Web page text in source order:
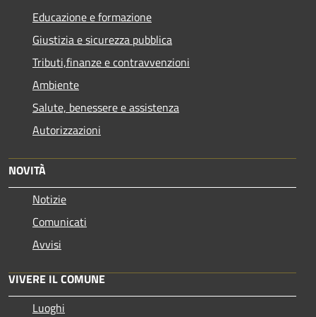
Educazione e formazione
Giustizia e sicurezza pubblica
Tributi,finanze e contravvenzioni
Ambiente
Salute, benessere e assistenza
Autorizzazioni
NOVITÀ
Notizie
Comunicati
Avvisi
VIVERE IL COMUNE
Luoghi